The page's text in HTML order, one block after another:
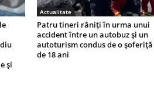
și
Actualitate
Patru tineri răniţi în urma unui
accident între un autobuz şi un
autoturism condus de o şoferiţă
de 18 ani